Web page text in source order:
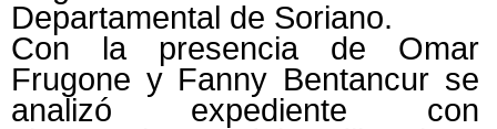
Departamental de Soriano.
Con la presencia de Omar
Frugone y Fanny Bentancur se
analizó expediente con